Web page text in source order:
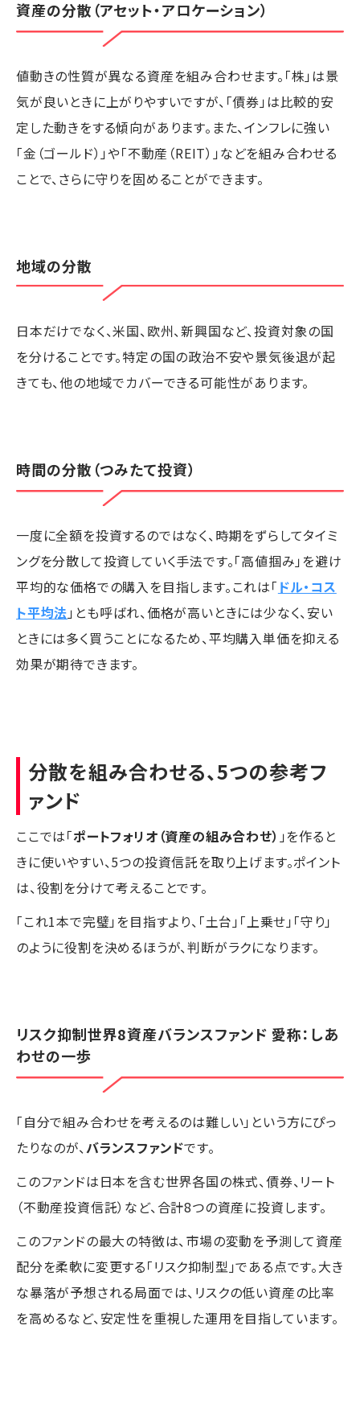
資産の分散（アセット・アロケーション）
値動きの性質が異なる資産を組み合わせます。「株」は景
気が良いときに上がりやすいですが、「債券」は比較的安
定した動きをする傾向があります。また、インフレに強い
「金（ゴールド）」や「不動産（REIT）」などを組み合わせる
ことで、さらに守りを固めることができます。
地域の分散
日本だけでなく、米国、欧州、新興国など、投資対象の国
を分けることです。特定の国の政治不安や景気後退が起
きても、他の地域でカバーできる可能性があります。
時間の分散（つみたて投資）
一度に全額を投資するのではなく、時期をずらしてタイミ
ングを分散して投資していく手法です。「高値掴み」を避け
平均的な価格での購入を目指します。これは「 ドル・コス
ト平均法 」とも呼ばれ、価格が高いときには少なく、安い
ときには多く買うことになるため、平均購入単価を抑える
効果が期待できます。
分散を組み合わせる、5つの参考フ
ァンド
ここでは「ポートフォリオ（資産の組み合わせ） 」を作ると
きに使いやすい、5つの投資信託を取り上げます。ポイント
は、役割を分けて考えることです。
「これ1本で完璧」を目指すより、「土台」「上乗せ」「守り」
のように役割を決めるほうが、判断がラクになります。
リスク抑制世界8資産バランスファンド 愛称：しあ
わせの一歩
「自分で組み合わせを考えるのは難しい」という方にぴっ
たりなのが、 バランスファンドです。
このファンドは日本を含む世界各国の株式、債券、リート
（不動産投資信託）など、合計8つの資産に投資します。
このファンドの最大の特徴は、市場の変動を予測して資産
配分を柔軟に変更する「リスク抑制型」である点です。大き
な暴落が予想される局面では、リスクの低い資産の比率
を高めるなど、安定性を重視した運用を目指しています。